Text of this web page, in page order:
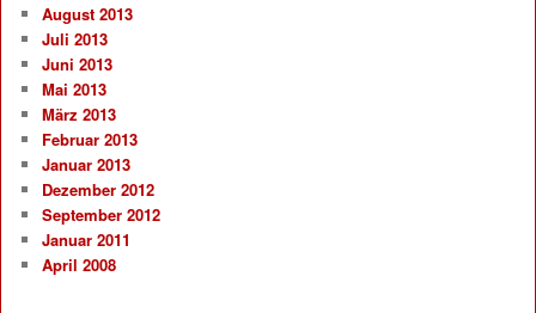
August 2013
Juli 2013
Juni 2013
Mai 2013
März 2013
Februar 2013
Januar 2013
Dezember 2012
September 2012
Januar 2011
April 2008